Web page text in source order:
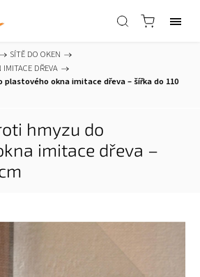
/ SÍTĚ DO OKEN /
IMITACE DŘEVA /
okna imitace dřeva – šířka do 110
hmyzu do
imitace dřeva –